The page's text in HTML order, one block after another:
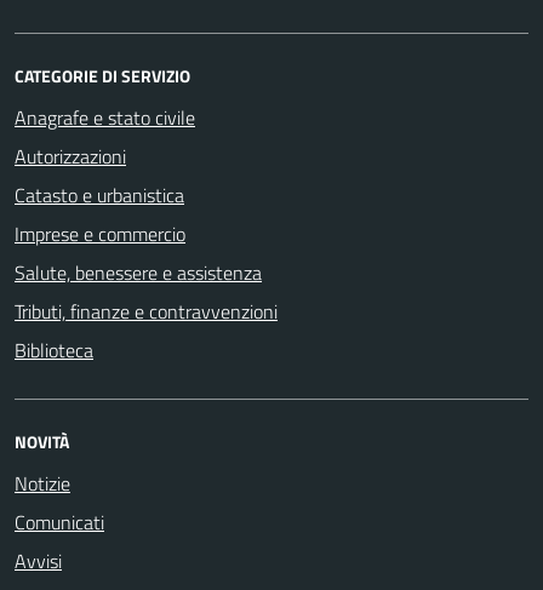
CATEGORIE DI SERVIZIO
Anagrafe e stato civile
Autorizzazioni
Catasto e urbanistica
Imprese e commercio
Salute, benessere e assistenza
Tributi, finanze e contravvenzioni
Biblioteca
NOVITÀ
Notizie
Comunicati
Avvisi